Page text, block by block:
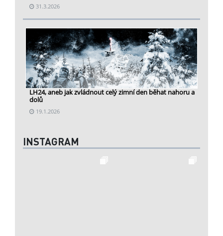
31.3.2026
LH24, aneb jak zvládnout celý zimní den běhat nahoru a
dolů
19.1.2026
INSTAGRAM